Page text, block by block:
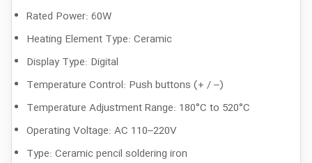
Rated Power: 60W
Heating Element Type: Ceramic
Display Type: Digital
Temperature Control: Push buttons (+ / –)
Temperature Adjustment Range: 180°C to 520°C
Operating Voltage: AC 110–220V
Type: Ceramic pencil soldering iron